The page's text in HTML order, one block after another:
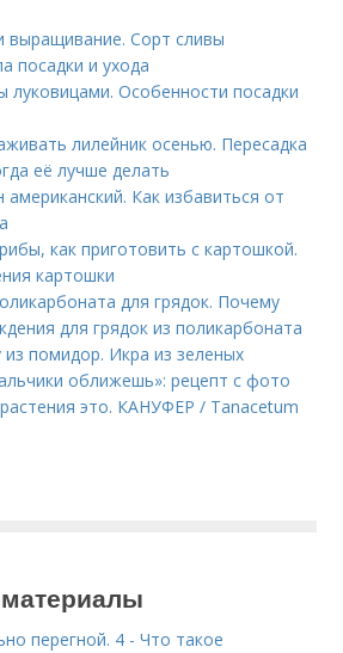
выращивание. Сорт сливы
посадки и ухода
луковицами. Особенности посадки
лилейник осенью. Пересадка
её лучше делать
американский. Как избавиться от
как приготовить с картошкой.
картошки
для грядок. Почему
для грядок из поликарбоната
из помидор. Икра из зеленых
оближешь»: рецепт с фото
это. КАНУФЕР / Tanacetum
перегной. 4 - Что такое